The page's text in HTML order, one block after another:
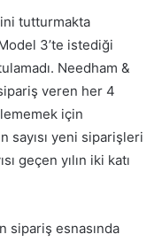
tutturmakta
3’te istediği
Needham &
veren her 4
için
sayısı yeni siparişleri
geçen yılın iki katı
sipariş esnasında